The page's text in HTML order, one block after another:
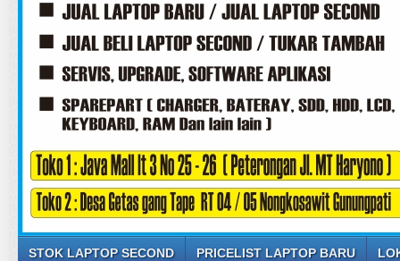
STOK LAPTOP SECOND PRICELIST LAPTOP BARU